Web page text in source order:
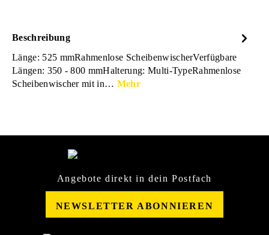
Beschreibung
Länge: 525 mmRahmenlose ScheibenwischerVerfügbare
Längen: 350 - 800 mmHalterung: Multi-TypeRahmenlose
Scheibenwischer mit in… Mehr
Angebote direkt in dein Postfach
NEWSLETTER ABONNIEREN